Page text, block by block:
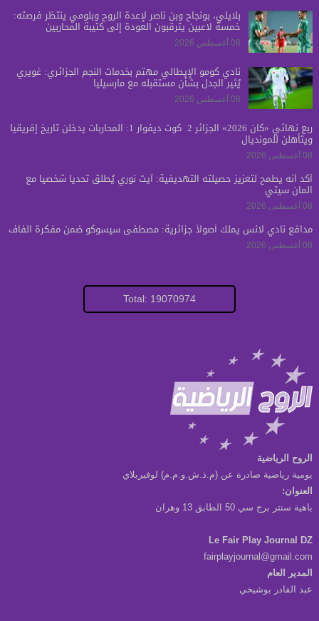
بلايلي، بونجاح وبن ناصر لإعدة الروح وبلومي ينتظر فرصته:
خمسة لاعبين يترقبون العودة إلى كتيبة المحاربين
08 أغسطس 2026
نادي كومو الإيطالي مهتم بخدمات النجم الجزائري: غويري
يُثير الجدل بشأن مستقبله مع مارسيليا
08 أغسطس 2026
ربع نهائي «كان 2026» الجزائر 2 كوت ديفوار 1: المحاربات يدخلن تاريخ إفريقيا
ويتأهلن للمونديال
08 أغسطس 2026
أكد أنه يطمح لتعزيز حصيلته التهديفية: آيت نوري يُطلق تحدياً شخصياً مع
المان سيتي
08 أغسطس 2026
مدافع نادي لانس يملك أصولاً جزائرية: مصطفى سيسوكو ضمن مفكرة الفاف
08 أغسطس 2026
Total: 19070974
الروح الرياضية
يومية رياضية صادرة عن (م.ذ.ش.و.م.م) لوفيربلاي
العنوان:
باهية سنتر برج سي 50 الطابق 13 وهران
Le Fair Play Journal DZ
fairplayjournal@gmail.com
المدير العام
عبد القادر بوشيخي